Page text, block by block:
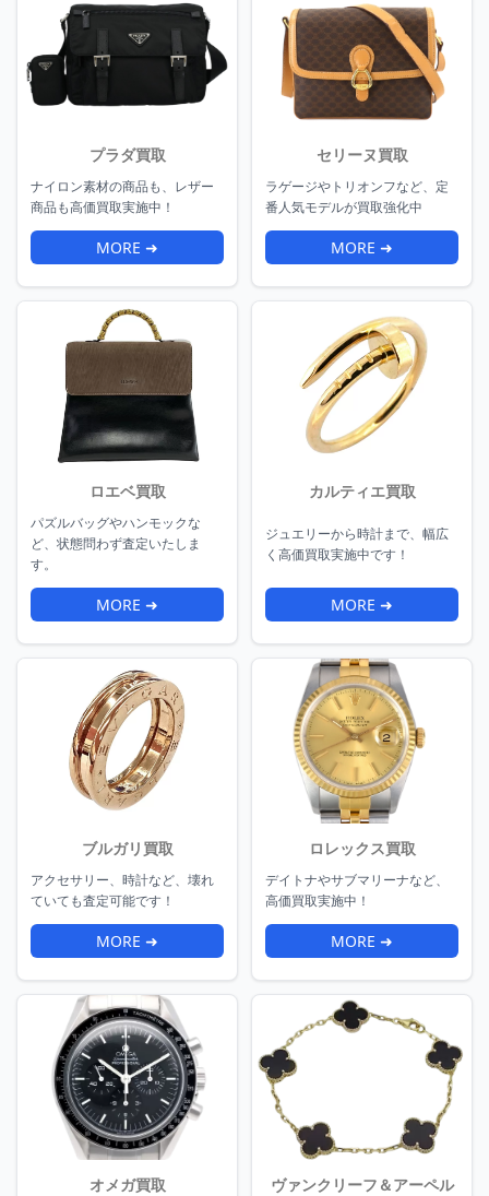
プラダ買取
ナイロン素材の商品も、レザー
商品も高価買取実施中！
MORE ➜
セリーヌ買取
ラゲージやトリオンフなど、定
番人気モデルが買取強化中
MORE ➜
ロエベ買取
パズルバッグやハンモックな
ど、状態問わず査定いたしま
す。
MORE ➜
カルティエ買取
ジュエリーから時計まで、幅広
く高価買取実施中です！
MORE ➜
ブルガリ買取
アクセサリー、時計など、壊れ
ていても査定可能です！
MORE ➜
ロレックス買取
デイトナやサブマリーナなど、
高価買取実施中！
MORE ➜
オメガ買取
ヴァンクリーフ＆アーペル